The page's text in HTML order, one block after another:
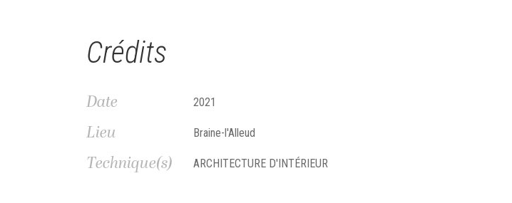
Crédits
Date 2021
Lieu Braine-l'Alleud
Technique(s) ARCHITECTURE D'INTÉRIEUR